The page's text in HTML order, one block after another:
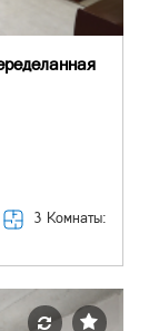
3 Комнаты: